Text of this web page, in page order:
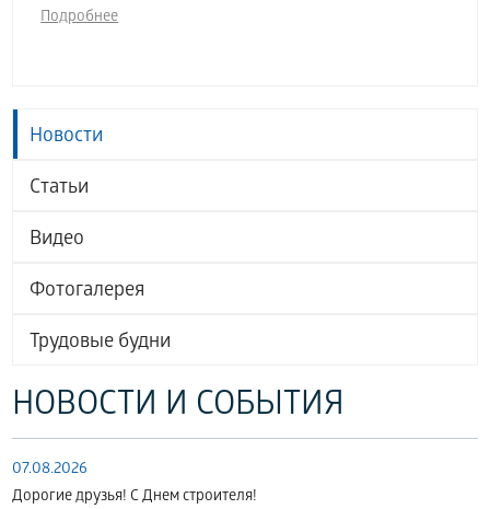
Новости
Статьи
Видео
Фотогалерея
Трудовые будни
НОВОСТИ И СОБЫТИЯ
07.08.2026
Дорогие друзья! С Днем строителя!
Подробнее